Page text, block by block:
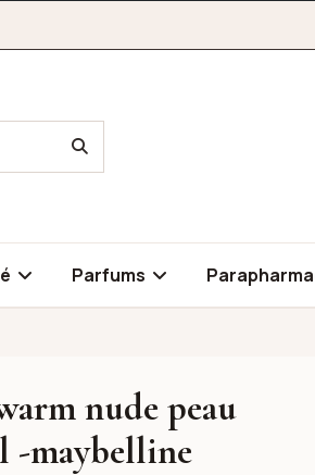
Parfums
nude peau
-maybelline